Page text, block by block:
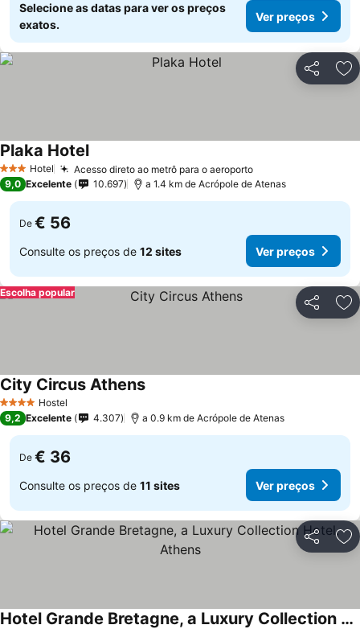
Selecione as datas para ver os preços
exatos.
Ver preços
Partilhar
3 EstrelasHotel Acesso direto ao metrô para o aeroporto
Plaka Hotel
9,0 Excelente 10.697 a 1.4 km de Acrópole de Atenas
De € 56
Consulte os preços de 12 sites Ver preços
Partilhar
Escolha popular
4 EstrelasHostel
City Circus Athens
9,2 Excelente 4.307 a 0.9 km de Acrópole de Atenas
De € 36
Consulte os preços de 11 sites Ver preços
Partilhar
Hotel Grande Bretagne, a Luxury Collection Hotel, Athens